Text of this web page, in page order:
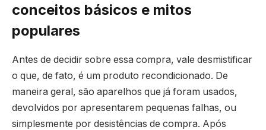
conceitos básicos e mitos
populares
Antes de decidir sobre essa compra, vale desmistificar
o que, de fato, é um produto recondicionado. De
maneira geral, são aparelhos que já foram usados,
devolvidos por apresentarem pequenas falhas, ou
simplesmente por desistências de compra. Após